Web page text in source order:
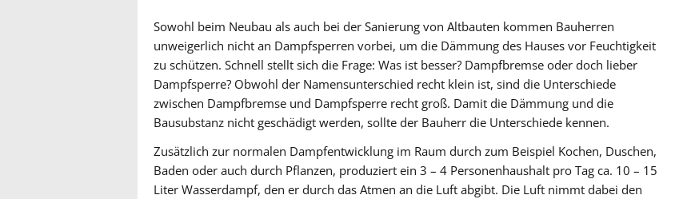
Sowohl beim Neubau als auch bei der Sanierung von Altbauten kommen Bauherren
unweigerlich nicht an Dampfsperren vorbei, um die Dämmung des Hauses vor Feuchtigkeit
zu schützen. Schnell stellt sich die Frage: Was ist besser? Dampfbremse oder doch lieber
Dampfsperre? Obwohl der Namensunterschied recht klein ist, sind die Unterschiede
zwischen Dampfbremse und Dampfsperre recht groß. Damit die Dämmung und die
Bausubstanz nicht geschädigt werden, sollte der Bauherr die Unterschiede kennen.
Zusätzlich zur normalen Dampfentwicklung im Raum durch zum Beispiel Kochen, Duschen,
Baden oder auch durch Pflanzen, produziert ein 3 – 4 Personenhaushalt pro Tag ca. 10 – 15
Liter Wasserdampf, den er durch das Atmen an die Luft abgibt. Die Luft nimmt dabei den